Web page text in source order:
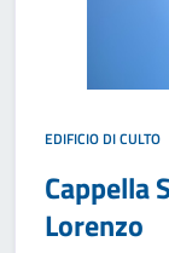
EDIFICIO DI CULTO
Cappella
Lorenzo